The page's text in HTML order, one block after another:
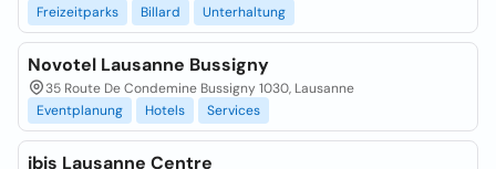
Freizeitparks
Billard Unterhaltung
Novotel Lausanne Bussigny
35 Route De Condemine Bussigny 1030, Lausanne
Eventplanung
Hotels Services
ibis Lausanne Centre